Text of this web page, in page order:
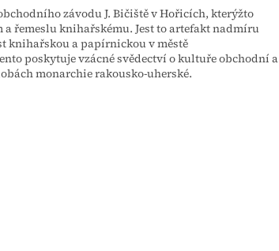
závodu J. Bičiště v Hořicích, kterýžto
a řemeslu knihařskému. Jest to artefakt nadmíru
knihařskou a papírnickou v městě
poskytuje vzácné svědectví o kultuře obchodní a
monarchie rakousko-uherské.